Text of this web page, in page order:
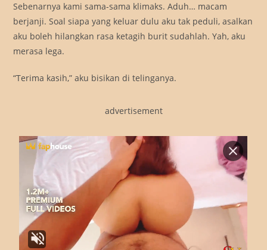
Sebenarnya kami sama-sama klimaks. Aduh… macam
berjanji. Soal siapa yang keluar dulu aku tak peduli, asalkan
aku boleh hilangkan rasa ketagih burit sudahlah. Yah, aku
merasa lega.
“Terima kasih,” aku bisikan di telinganya.
advertisement